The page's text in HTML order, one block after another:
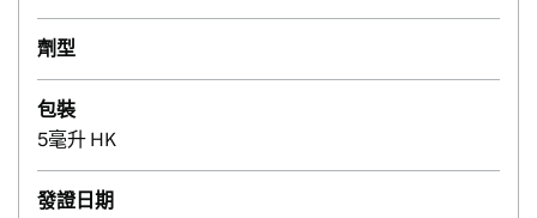
劑型
包裝
5毫升 HK
發證日期